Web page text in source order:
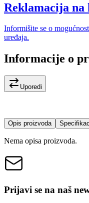
Reklamacija
Informišite se o
uređaja.
Informacije o
Uporedi
Opis proizvoda
Nema opisa proizvoda.
Prijavi se na naš